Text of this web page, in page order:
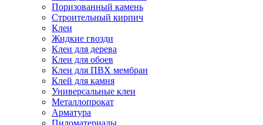
Поризованный камень
Строительный кирпич
Клеи
Жидкие гвозди
Клеи для дерева
Клеи для обоев
Клеи для ПВХ мембран
Клей для камня
Универсальные клеи
Металлопрокат
Арматура
Пиломатериалы